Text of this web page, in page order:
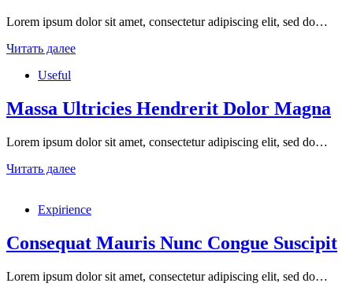
который
5
Lorem ipsum dolor sit amet, consectetur adipiscing elit, sed do…
Читать далееTristique
Gravida
Quisblandit
Useful
Massa Ultricies Hendrerit Dolor Magna
Lorem ipsum dolor sit amet, consectetur adipiscing elit, sed do…
Читать далееMassa
Dolor
Expirience
Consequat Mauris Nunc Congue Suscipit
Lorem ipsum dolor sit amet, consectetur adipiscing elit, sed do…